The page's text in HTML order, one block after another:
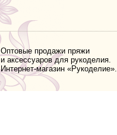
Оптовые продажи пряжи
и аксессуаров для рукоделия.
Интернет-магазин «Рукоделие».